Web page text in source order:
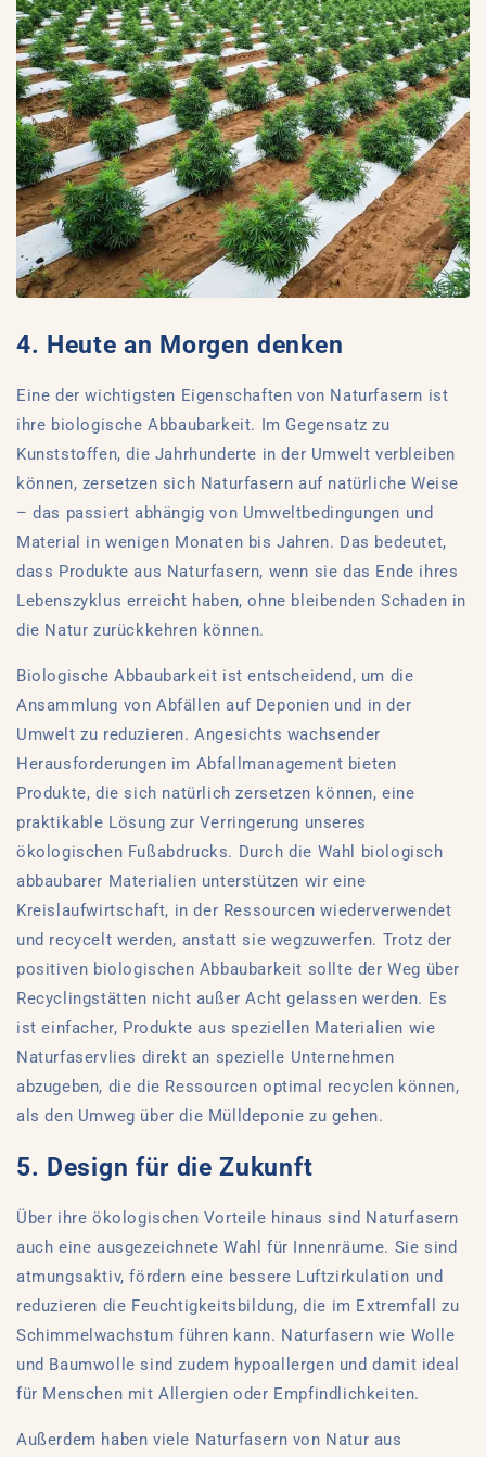
4. Heute an Morgen denken
Eine der wichtigsten Eigenschaften von Naturfasern ist
ihre biologische Abbaubarkeit. Im Gegensatz zu
Kunststoffen, die Jahrhunderte in der Umwelt verbleiben
können, zersetzen sich Naturfasern auf natürliche Weise
– das passiert abhängig von Umweltbedingungen und
Material in wenigen Monaten bis Jahren. Das bedeutet,
dass Produkte aus Naturfasern, wenn sie das Ende ihres
Lebenszyklus erreicht haben, ohne bleibenden Schaden in
die Natur zurückkehren können.
Biologische Abbaubarkeit ist entscheidend, um die
Ansammlung von Abfällen auf Deponien und in der
Umwelt zu reduzieren. Angesichts wachsender
Herausforderungen im Abfallmanagement bieten
Produkte, die sich natürlich zersetzen können, eine
praktikable Lösung zur Verringerung unseres
ökologischen Fußabdrucks. Durch die Wahl biologisch
abbaubarer Materialien unterstützen wir eine
Kreislaufwirtschaft, in der Ressourcen wiederverwendet
und recycelt werden, anstatt sie wegzuwerfen. Trotz der
positiven biologischen Abbaubarkeit sollte der Weg über
Recyclingstätten nicht außer Acht gelassen werden. Es
ist einfacher, Produkte aus speziellen Materialien wie
Naturfaservlies direkt an spezielle Unternehmen
abzugeben, die die Ressourcen optimal recyclen können,
als den Umweg über die Mülldeponie zu gehen.
5. Design für die Zukunft
Über ihre ökologischen Vorteile hinaus sind Naturfasern
auch eine ausgezeichnete Wahl für Innenräume. Sie sind
atmungsaktiv, fördern eine bessere Luftzirkulation und
reduzieren die Feuchtigkeitsbildung, die im Extremfall zu
Schimmelwachstum führen kann. Naturfasern wie Wolle
und Baumwolle sind zudem hypoallergen und damit ideal
für Menschen mit Allergien oder Empfindlichkeiten.
Außerdem haben viele Naturfasern von Natur aus